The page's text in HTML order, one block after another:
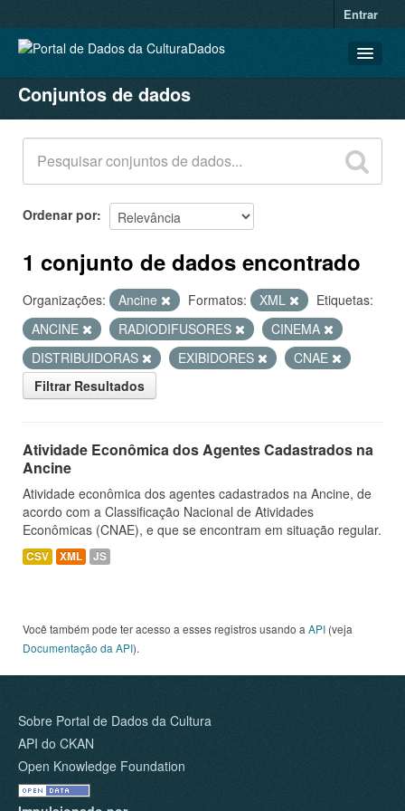
Entrar
CONJUNTOS DE DADOS
ORGANIZAÇÕES
GRUPOS
SOBRE
Conjuntos de dados
Ordenar por
1 conjunto de dados encontrado
Organizações: Ancine Formatos: XML
Etiquetas:
ANCINE
RADIODIFUSORES
CINEMA
DISTRIBUIDORAS
EXIBIDORES
CNAE
Filtrar Resultados
Atividade Econômica dos Agentes Cadastrados na
Ancine
Atividade econômica dos agentes cadastrados na Ancine, de
acordo com a Classificação Nacional de Atividades
Econômicas (CNAE), e que se encontram em situação regular.
CSV XML JS
Você também pode ter acesso a esses registros usando a API (veja
Documentação da API).
Sobre Portal de Dados da Cultura
API do CKAN
Open Knowledge Foundation